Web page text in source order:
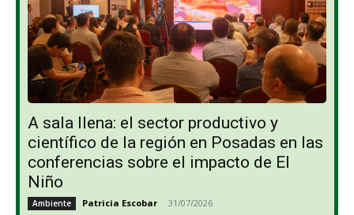
A sala llena: el sector productivo y
científico de la región en Posadas en las
conferencias sobre el impacto de El
Niño
Ambiente Patricia Escobar - 31/07/2026